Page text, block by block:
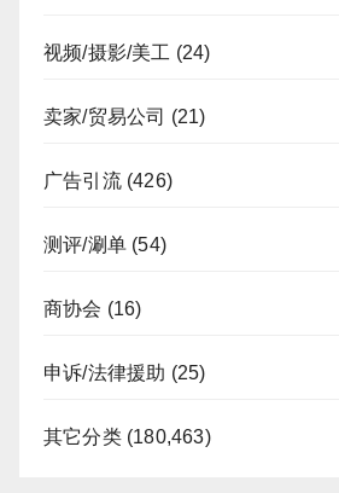
视频/摄影/美工 (24)
卖家/贸易公司 (21)
广告引流(426)
测评/涮单 (54)
商协会 (16)
申诉/法律援助 (25)
其它分类(180,463)